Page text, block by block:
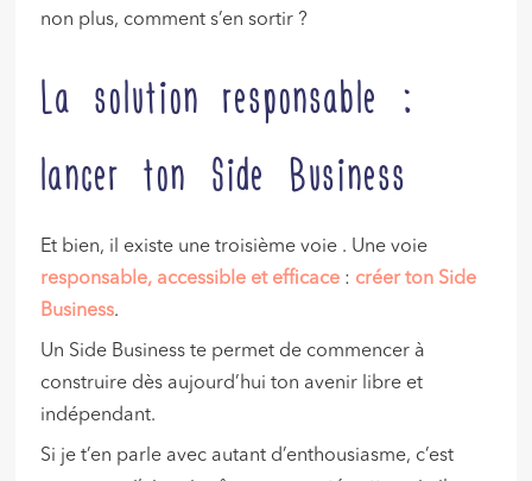
non plus, comment s’en sortir ?
La solution responsable :
lancer ton Side Business
Et bien, il existe une troisième voie . Une voie
responsable, accessible et efficace : créer ton Side
Business.
Un Side Business te permet de commencer à
construire dès aujourd’hui ton avenir libre et
indépendant.
Si je t’en parle avec autant d’enthousiasme, c’est